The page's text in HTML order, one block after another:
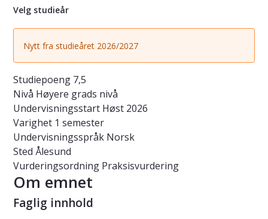
Velg studieår
Nytt fra studieåret 2026/2027
Studiepoeng 7,5
Nivå Høyere grads nivå
Undervisningsstart Høst 2026
Varighet 1 semester
Undervisningsspråk Norsk
Sted Ålesund
Vurderingsordning Praksisvurdering
Om emnet
Faglig innhold